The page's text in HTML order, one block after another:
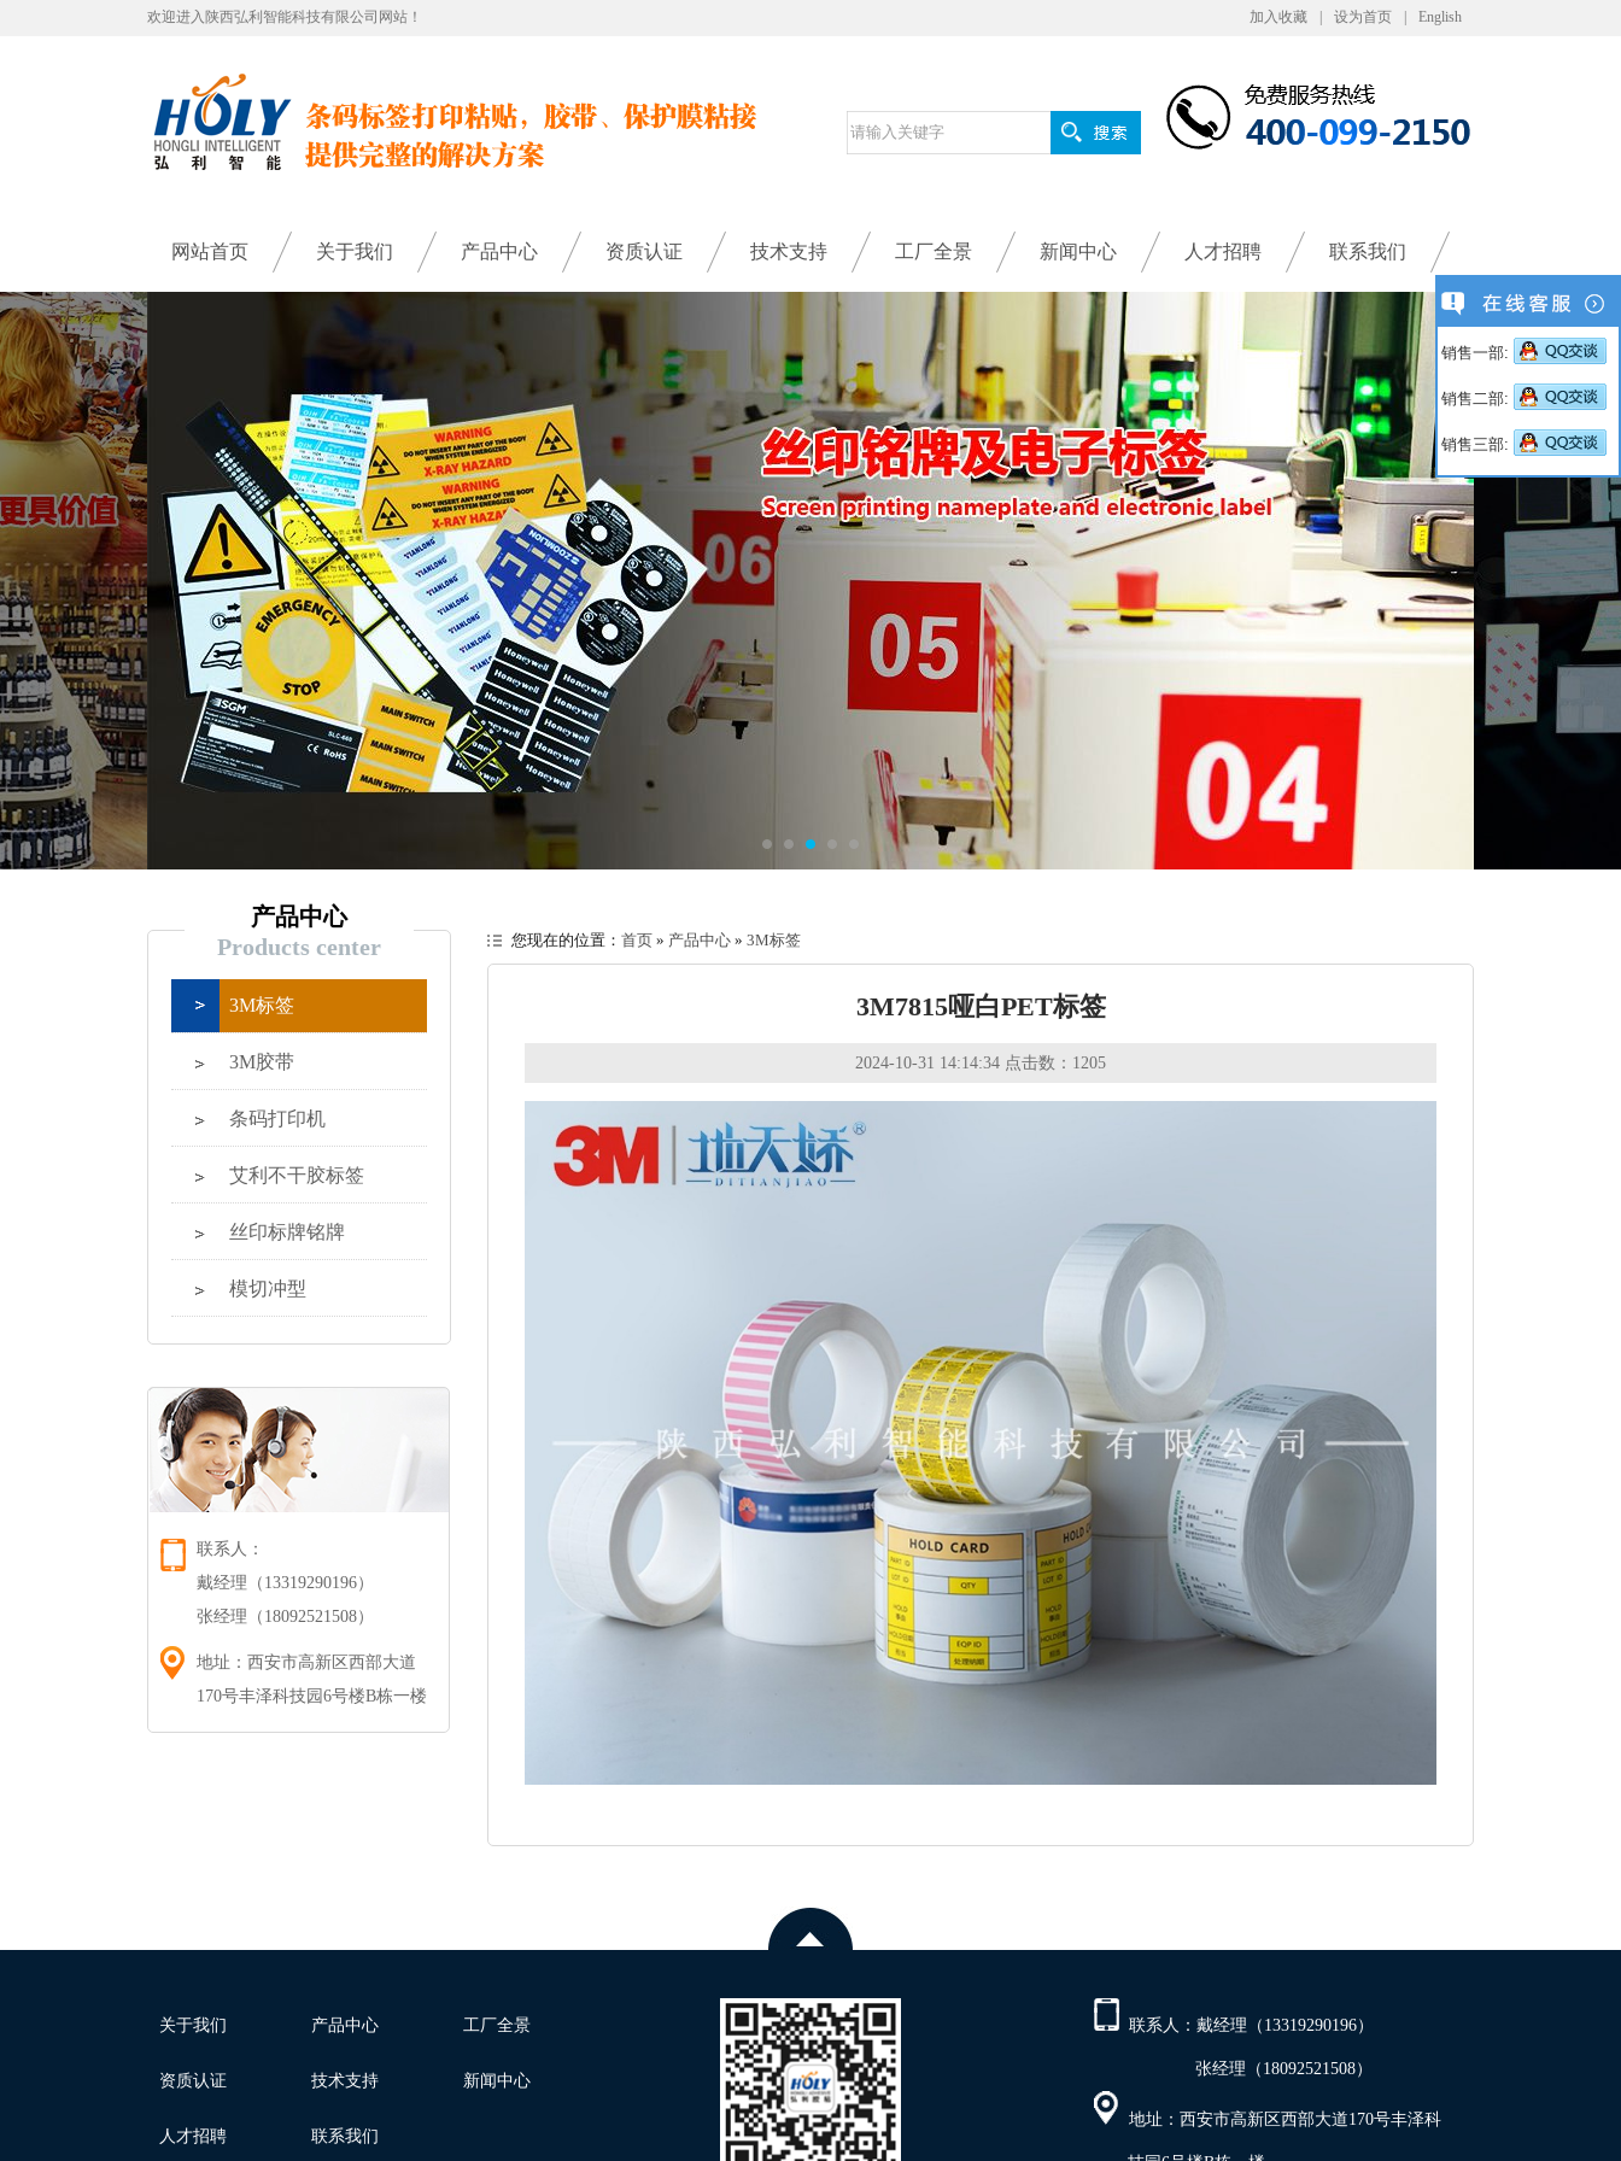
欢迎进入陕西弘利智能科技有限公司网站！ 加入收藏 设为首页 English
网站首页 关于我们 产品中心 资质认证 技术支持 工厂全景 新闻中心 人才招聘 联系我们
销售一部:
销售二部:
销售三部:
产品中心
Products center
3M标签
3M胶带
条码打印机
艾利不干胶标签
丝印标牌铭牌
模切冲型
联系人：
戴经理（13319290196）
张经理（18092521508）
地址：西安市高新区西部大道
170号丰泽科技园6号楼B栋一楼
您现在的位置： 首页 » 产品中心 » 3M标签
3M7815哑白PET标签
2024-10-31 14:14:34 点击数： 1205
关于我们 产品中心 工厂全景
资质认证 技术支持 新闻中心
人才招聘 联系我们
联系人：戴经理（13319290196）
张经理（18092521508）
地址：西安市高新区西部大道170号丰泽科